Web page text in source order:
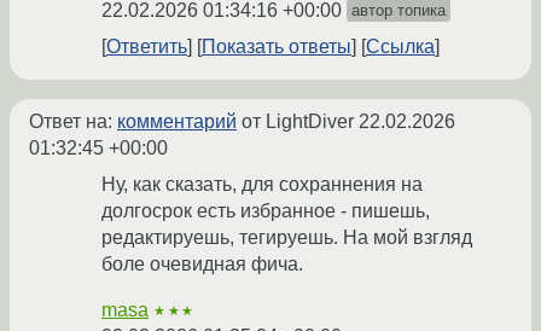
22.02.2026 01:34:16 +00:00 автор топика
Ответить Показать ответы Ссылка
Ответ на: комментарий от LightDiver 22.02.2026
01:32:45 +00:00
Ну, как сказать, для сохраннения на
долгосрок есть избранное - пишешь,
редактируешь, тегируешь. На мой взгляд
боле очевидная фича.
masa ★★★